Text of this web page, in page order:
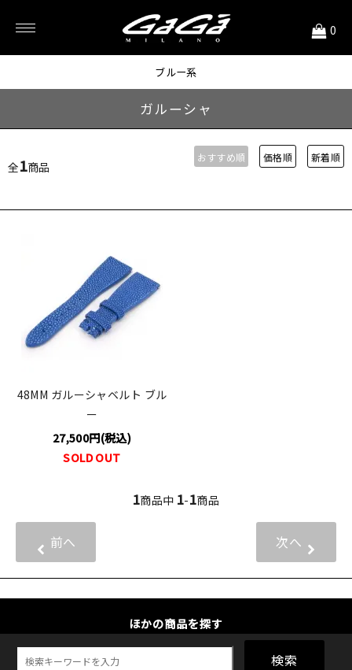
0
48mm用
ブルー系
ガルーシャ
全1商品
おすすめ順 価格順 新着順
48MM ガルーシャベルト ブル
ー
27,500円(税込)
SOLD OUT
1商品中 1-1商品
前へ 次へ
ほかの商品を探す
検索